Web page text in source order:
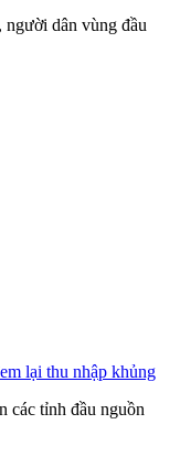
dân vùng đầu
lại thu nhập khủng
các tỉnh đầu nguồn